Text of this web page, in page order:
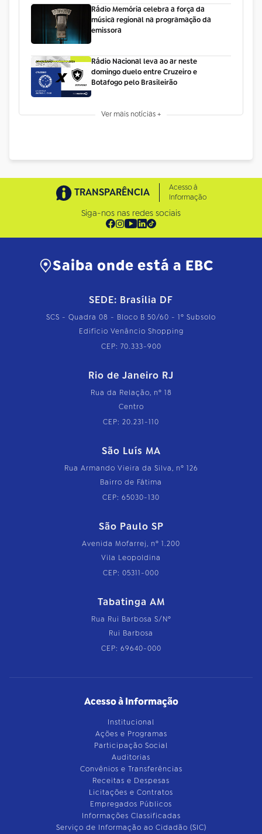
Rádio Memória celebra a força da
música regional na programação da
emissora
Rádio Nacional leva ao ar neste
domingo duelo entre Cruzeiro e
Botafogo pelo Brasileirão
Ver mais notícias +
TRANSPARÊNCIA
Acesso à
Informação
Siga-nos nas redes sociais
Saiba onde está a EBC
SEDE: Brasília DF
SCS - Quadra 08 - Bloco B 50/60 - 1º Subsolo
Edifício Venâncio Shopping
CEP: 70.333-900
Rio de Janeiro RJ
Rua da Relação, nº 18
Centro
CEP: 20.231-110
São Luís MA
Rua Armando Vieira da Silva, nº 126
Bairro de Fátima
CEP: 65030-130
São Paulo SP
Avenida Mofarrej, nº 1.200
Vila Leopoldina
CEP: 05311-000
Tabatinga AM
Rua Rui Barbosa S/Nº
Rui Barbosa
CEP: 69640-000
Acesso à Informação
Institucional
Ações e Programas
Participação Social
Auditorias
Convênios e Transferências
Receitas e Despesas
Licitações e Contratos
Empregados Públicos
Informações Classificadas
Serviço de Informação ao Cidadão (SIC)